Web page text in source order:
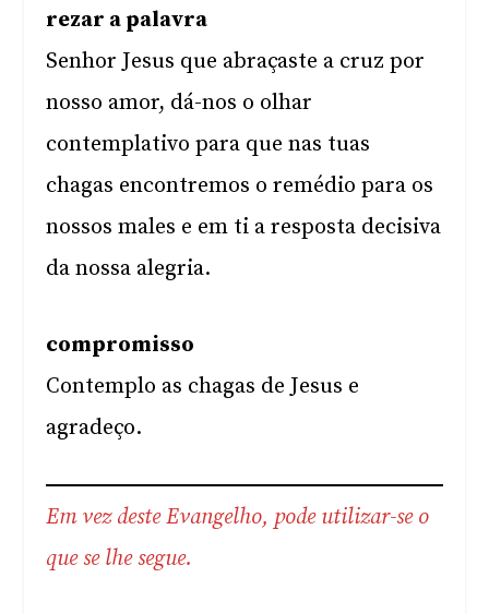
rezar a palavra
Senhor Jesus que abraçaste a cruz por
nosso amor, dá-nos o olhar
contemplativo para que nas tuas
chagas encontremos o remédio para os
nossos males e em ti a resposta decisiva
da nossa alegria.
compromisso
Contemplo as chagas de Jesus e
agradeço.
Em vez deste Evangelho, pode utilizar-se o
que se lhe segue.